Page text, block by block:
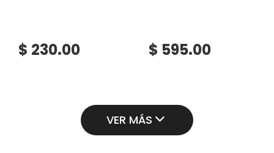
$ 230.00 $ 595.00
VER MÁS